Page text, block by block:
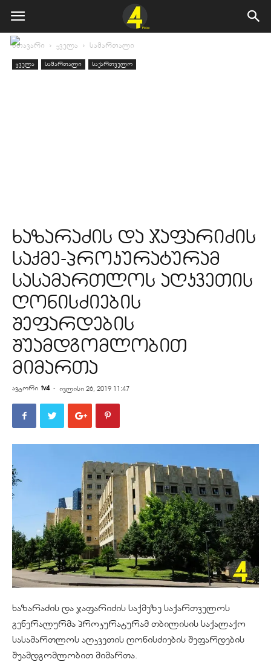
მთავარი ყველა სამართალი
ყველა სამართალი საქართველო
ხაზარაძის და ჯაფარიძის
საქმე-პროკურატურამ
სასამართლოს აღკვეთის
ღონისძიების
შეფარდების
შუამდგომლობით
მიმართა
ავტორი tv4 - ივლისი 26, 2019 11:47
ხაზარაძის და ჯაფარიძის საქმეზე საქართველოს
გენერალურმა პროკურატურამ თბილისის საქალაქო
სასამართლოს აღკვეთის ღონისძიების შეფარდების
შუამდგომლობით მიმართა.